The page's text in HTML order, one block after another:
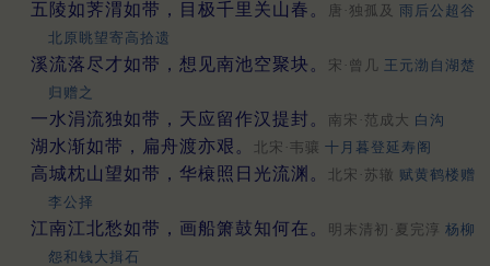
五陵如荠渭如带，目极千里关山春。 唐·独孤及 雨后公超谷
北原眺望寄高拾遗
溪流落尽才如带，想见南池空聚块。 宋·曾几 王元渤自湖楚
归赠之
一水涓流独如带，天应留作汉提封。 南宋·范成大 白沟
湖水渐如带，扁舟渡亦艰。 北宋·韦骧 十月暮登延寿阁
高城枕山望如带，华榱照日光流渊。 北宋·苏辙 赋黄鹤楼赠
李公择
江南江北愁如带，画船箫鼓知何在。 明末清初·夏完淳 杨柳
怨和钱大揖石